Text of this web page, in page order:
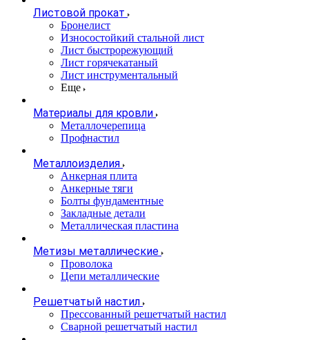
Листовой прокат
Бронелист
Износостойкий стальной лист
Лист быстрорежующий
Лист горячекатаный
Лист инструментальный
Еще
Материалы для кровли
Металлочерепица
Профнастил
Металлоизделия
Анкерная плита
Анкерные тяги
Болты фундаментные
Закладные детали
Металлическая пластина
Метизы металлические
Проволока
Цепи металлические
Решетчатый настил
Прессованный решетчатый настил
Сварной решетчатый настил